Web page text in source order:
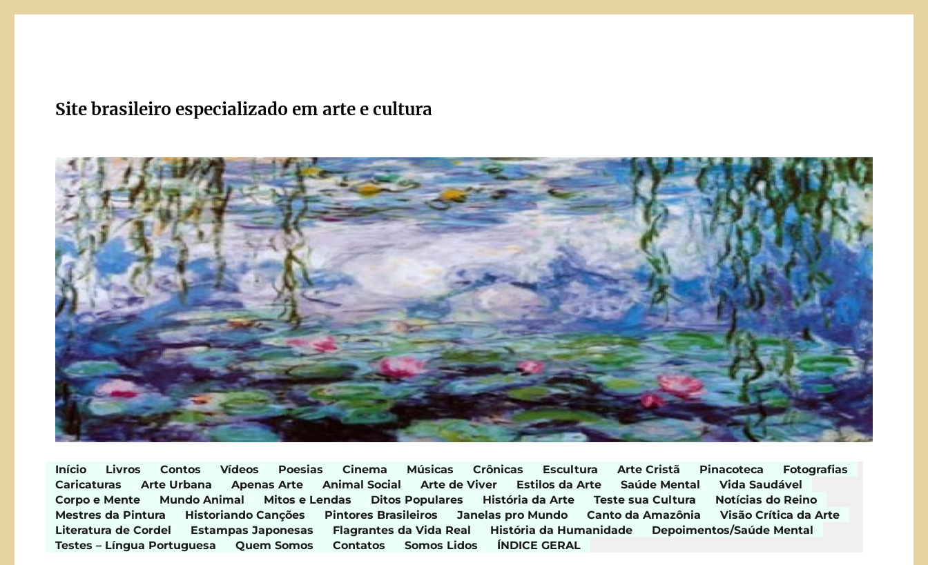
Site brasileiro especializado em arte e cultura
Início Livros Contos Vídeos Poesias Cinema Músicas Crônicas Escultura Arte Cristã Pinacoteca
Fotografias
Caricaturas
Arte Urbana Apenas Arte Animal Social Arte de Viver Estilos da Arte Saúde Mental
Vida Saudável
Corpo e Mente
Mundo Animal Mitos e Lendas Ditos Populares História da Arte Teste sua Cultura
Notícias do Reino
Mestres da Pintura
Historiando Canções Pintores Brasileiros Janelas pro Mundo Canto da Amazônia
Visão Crítica da Arte
Literatura de Cordel
Estampas Japonesas Flagrantes da Vida Real História da Humanidade
Depoimentos/Saúde Mental
Testes – Língua Portuguesa
Quem Somos Contatos Somos Lidos ÍNDICE GERAL